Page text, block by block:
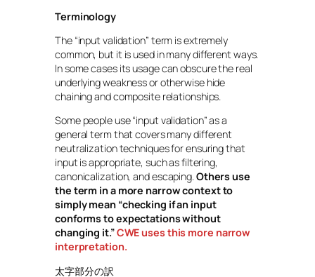
Terminology
The “input validation” term is extremely
common, but it is used in many different ways.
In some cases its usage can obscure the real
underlying weakness or otherwise hide
chaining and composite relationships.
Some people use “input validation” as a
general term that covers many different
neutralization techniques for ensuring that
input is appropriate, such as filtering,
canonicalization, and escaping.Others use
the term in a more narrow context to
simply mean “checking if an input
conforms to expectations without
changing it.”CWE uses this more narrow
interpretation.
太字部分の訳